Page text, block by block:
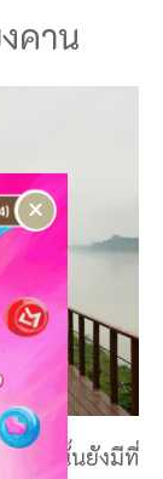
คาน
ดเลยนั้นยังมีที่
×